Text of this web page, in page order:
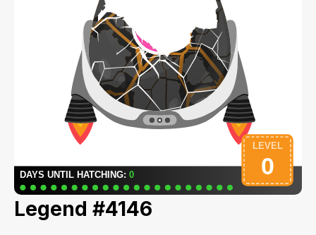
Legend #4146